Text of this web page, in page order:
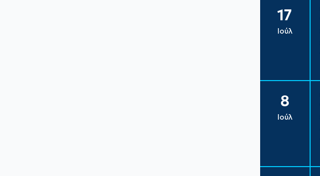
17
Ιούλ
8
Ιούλ